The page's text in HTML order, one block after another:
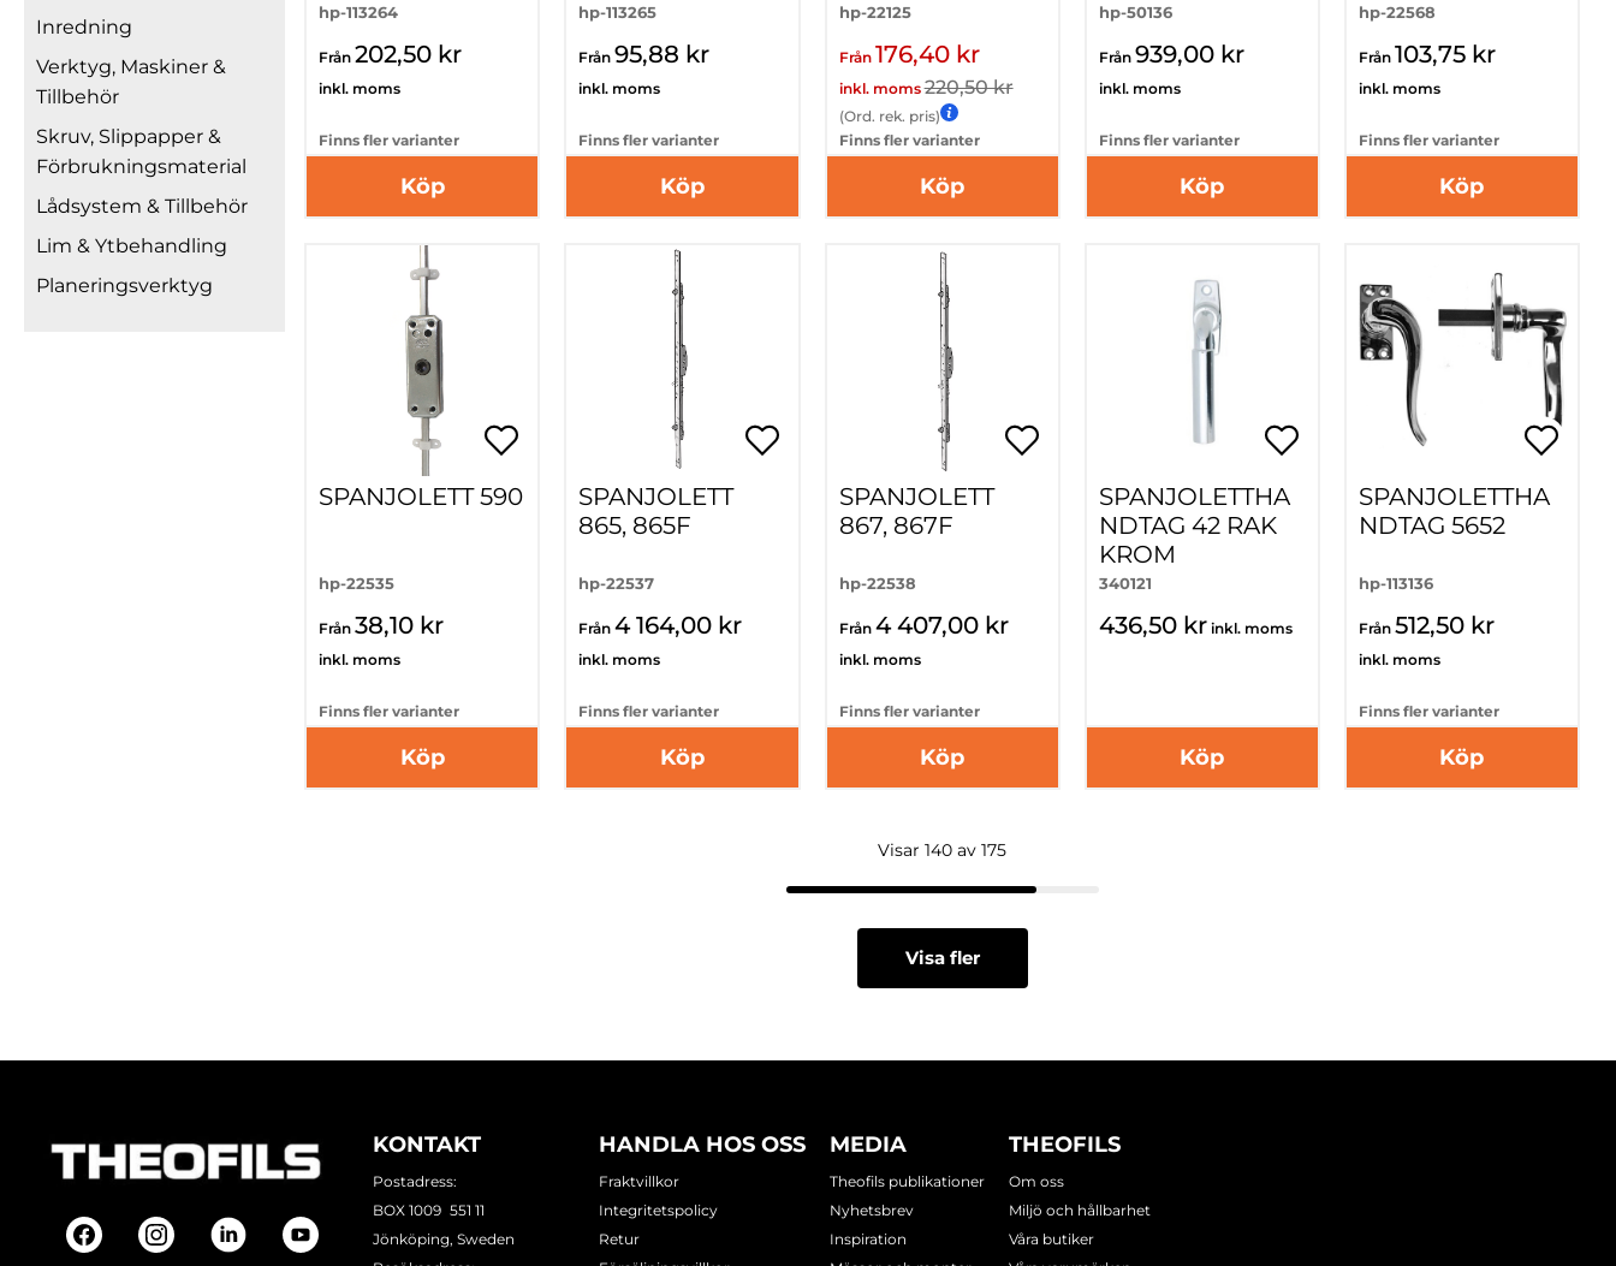
Inredning
Verktyg, Maskiner &
Tillbehör
Skruv, Slippapper &
Förbrukningsmaterial
Lådsystem & Tillbehör
Lim & Ytbehandling
Planeringsverktyg
hp-113264
Från 202,50 kr
inkl. moms
Finns fler varianter
Köp
hp-113265
Från 95,88 kr
inkl. moms
Finns fler varianter
Köp
hp-22125
Från 176,40 kr
inkl. moms 220,50 kr
(Ord. rek. pris)
Finns fler varianter
Köp
hp-50136
Från 939,00 kr
inkl. moms
Finns fler varianter
Köp
hp-22568
Från 103,75 kr
inkl. moms
Finns fler varianter
Köp
SPANJOLETT 590
hp-22535
Från 38,10 kr
inkl. moms
Finns fler varianter
Köp
SPANJOLETT
865, 865F
hp-22537
Från 4 164,00 kr
inkl. moms
Finns fler varianter
Köp
SPANJOLETT
867, 867F
hp-22538
Från 4 407,00 kr
inkl. moms
Finns fler varianter
Köp
SPANJOLETTHA
NDTAG 42 RAK
KROM
340121
436,50 kr inkl. moms
Köp
SPANJOLETTHA
NDTAG 5652
hp-113136
Från 512,50 kr
inkl. moms
Finns fler varianter
Köp
Visar 140 av 175
Visa fler
KONTAKT
Postadress:
BOX 1009 551 11
Jönköping, Sweden
HANDLA HOS OSS
Fraktvillkor
Integritetspolicy
Retur
MEDIA
Theofils publikationer
Nyhetsbrev
Inspiration
THEOFILS
Om oss
Miljö och hållbarhet
Våra butiker